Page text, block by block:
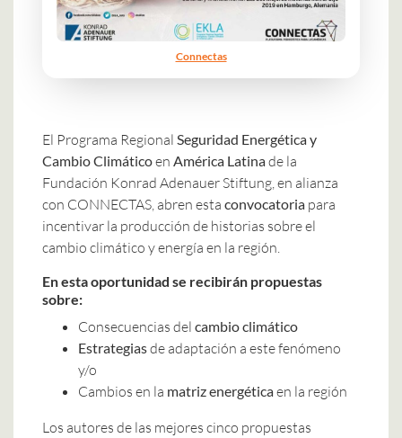
Connectas
El Programa Regional Seguridad Energética y
Cambio Climáticoen América Latinade la
Fundación Konrad Adenauer Stiftung, en alianza
con CONNECTAS, abren esta convocatoria para
incentivar la producción de historias sobre el
cambio climático y energía en la región.
En esta oportunidad se recibirán propuestas
sobre:
Consecuencias del cambio climático
Estrategiasde adaptación a este fenómeno
y/o
Cambios en la matriz energéticaen la región
Los autores de las mejores cinco propuestas